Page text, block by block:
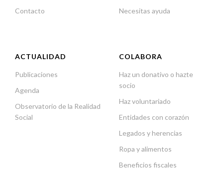
Contacto
Necesitas ayuda
ACTUALIDAD
Publicaciones
Agenda
Observatorio de la Realidad
Social
COLABORA
Haz un donativo o hazte
socio
Haz voluntariado
Entidades con corazón
Legados y herencias
Ropa y alimentos
Beneficios fiscales